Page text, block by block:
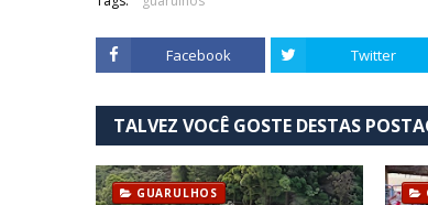
Facebook Twitter
TALVEZ VOCÊ GOSTE DESTAS
GUARULHOS